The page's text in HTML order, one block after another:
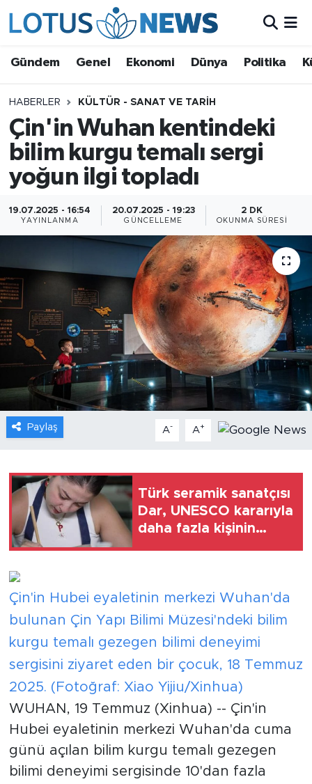
Gündem Genel Ekonomi Dünya Politika
HABERLER KÜLTÜR - SANAT VE TARIH
Çin'in Wuhan kentindeki
bilim kurgu temalı sergi
yoğun ilgi topladı
19.07.2025 - 16:54
YAYINLANMA
20.07.2025 - 19:23
GÜNCELLEME
2 DK
OKUNMA SÜRESI
Paylaş A- A+
Türk seramik sanatçısı
Dar, UNESCO kararıyla
daha fazla kişinin
Çin'in Hubei eyaletinin merkezi Wuhan'da
bulunan Çin Yapı Bilimi Müzesi'ndeki bilim
kurgu temalı gezegen bilimi deneyimi
sergisini ziyaret eden bir çocuk, 18 Temmuz
2025. (Fotoğraf: Xiao Yijiu/Xinhua)
WUHAN, 19 Temmuz (Xinhua) -- Çin'in
Hubei eyaletinin merkezi Wuhan'da cuma
günü açılan bilim kurgu temalı gezegen
bilimi deneyimi sergisinde 10'dan fazla
Ekonomi
Dünya
Politika
Bilim ve Teknoloji
Çin Fuarları
Gündem
Video
Sağlık
Xinhua
Xinhua Türkiye
Seyahat